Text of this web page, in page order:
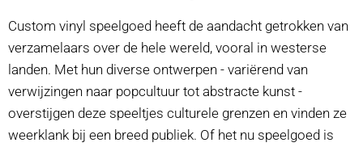
Custom vinyl speelgoed heeft de aandacht getrokken van
verzamelaars over de hele wereld, vooral in westerse
landen. Met hun diverse ontwerpen - variërend van
verwijzingen naar popcultuur tot abstracte kunst -
overstijgen deze speeltjes culturele grenzen en vinden ze
weerklank bij een breed publiek. Of het nu speelgoed is